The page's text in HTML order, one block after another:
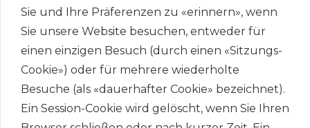
Sie und Ihre Präferenzen zu «erinnern», wenn
Sie unsere Website besuchen, entweder für
einen einzigen Besuch (durch einen «Sitzungs-
Cookie») oder für mehrere wiederholte
Besuche (als «dauerhafter Cookie» bezeichnet).
Ein Session-Cookie wird gelöscht, wenn Sie Ihren